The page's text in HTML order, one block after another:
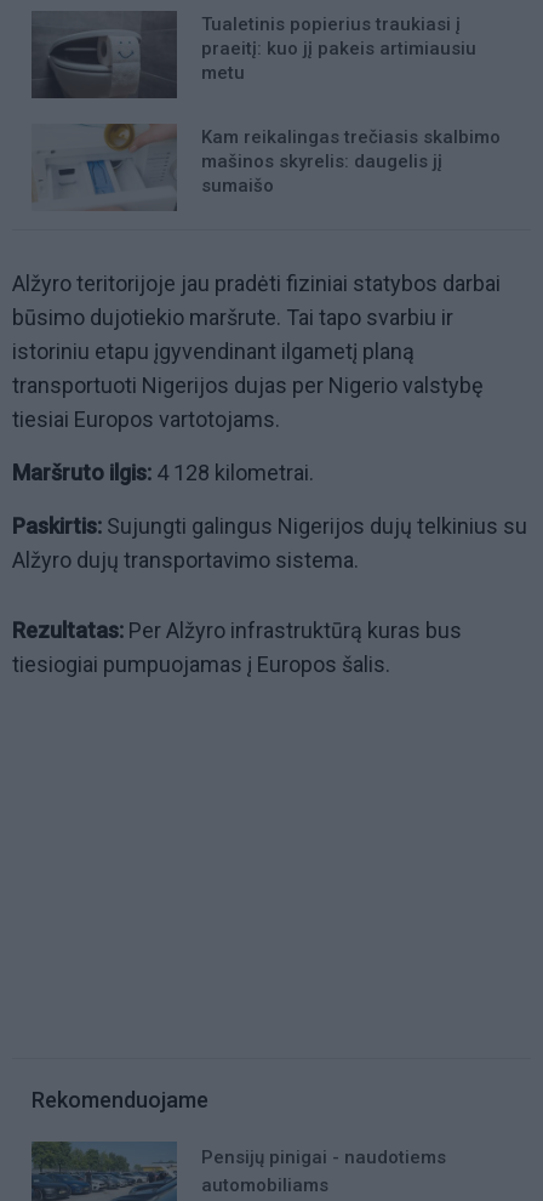
Tualetinis popierius traukiasi į
praeitį: kuo jį pakeis artimiausiu
metu
Kam reikalingas trečiasis skalbimo
mašinos skyrelis: daugelis jį
sumaišo
Alžyro teritorijoje jau pradėti fiziniai statybos darbai
būsimo dujotiekio maršrute. Tai tapo svarbiu ir
istoriniu etapu įgyvendinant ilgametį planą
transportuoti Nigerijos dujas per Nigerio valstybę
tiesiai Europos vartotojams.
Maršruto ilgis: 4 128 kilometrai.
Paskirtis: Sujungti galingus Nigerijos dujų telkinius su
Alžyro dujų transportavimo sistema.
Rezultatas: Per Alžyro infrastruktūrą kuras bus
tiesiogiai pumpuojamas į Europos šalis.
Rekomenduojame
Pensijų pinigai - naudotiems
automobiliams